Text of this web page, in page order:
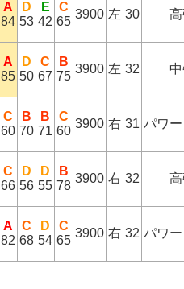
A
84
D
53
E
42
C
65
3900 左 30
A
85
D
50
C
67
B
75
3900 左 32
C
60
B
70
B
71
C
60
3900 右 31 パワ
C
66
D
56
D
55
B
78
3900 右 32
A
82
C
68
D
54
C
65
3900 右 32 パワ